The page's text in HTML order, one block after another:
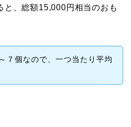
と、総額15,000円相当のおも
７個なので、一つ当たり平均